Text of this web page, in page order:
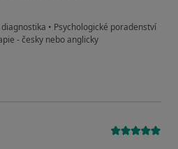
• Psychologické poradenství
- česky nebo anglicky